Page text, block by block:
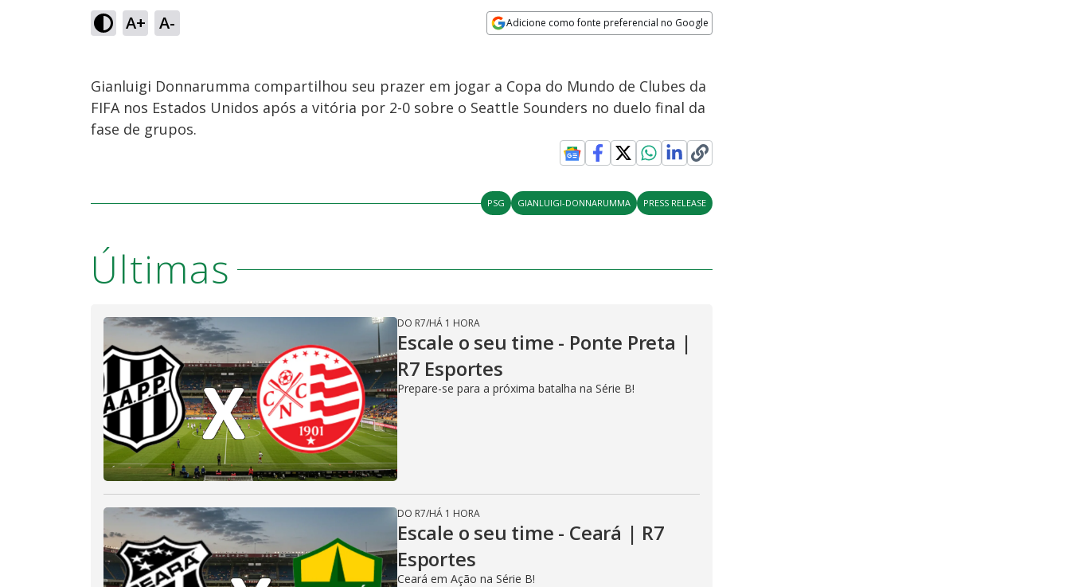
A+ A- Adicione como fonte preferencial no Google
Gianluigi Donnarumma compartilhou seu prazer em jogar a Copa do Mundo de Clubes da
FIFA nos Estados Unidos após a vitória por 2-0 sobre o Seattle Sounders no duelo final da
fase de grupos.
PSG GIANLUIGI-DONNARUMMA PRESS RELEASE
Últimas
DO R7/HÁ 1 HORA
Escale o seu time - Ponte Preta |
R7 Esportes
Prepare-se para a próxima batalha na Série B!
DO R7/HÁ 1 HORA
Escale o seu time - Ceará | R7
Esportes
Ceará em Ação na Série B!